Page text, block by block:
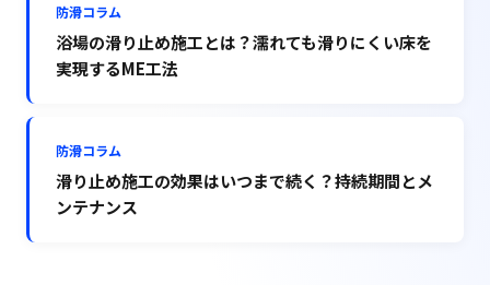
防滑コラム
浴場の滑り止め施工とは？濡れても滑りにくい床を
実現するME工法
防滑コラム
滑り止め施工の効果はいつまで続く？持続期間とメ
ンテナンス